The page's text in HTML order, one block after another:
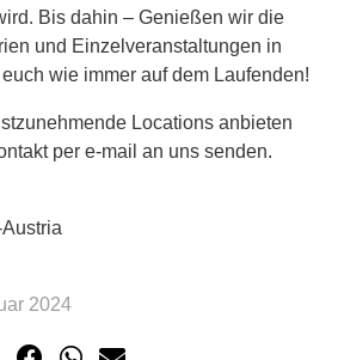
Bis dahin – Genießen wir die
und Einzelveranstaltungen in
wie immer auf dem Laufenden!
Locations anbieten
per e-mail an uns senden.
2024